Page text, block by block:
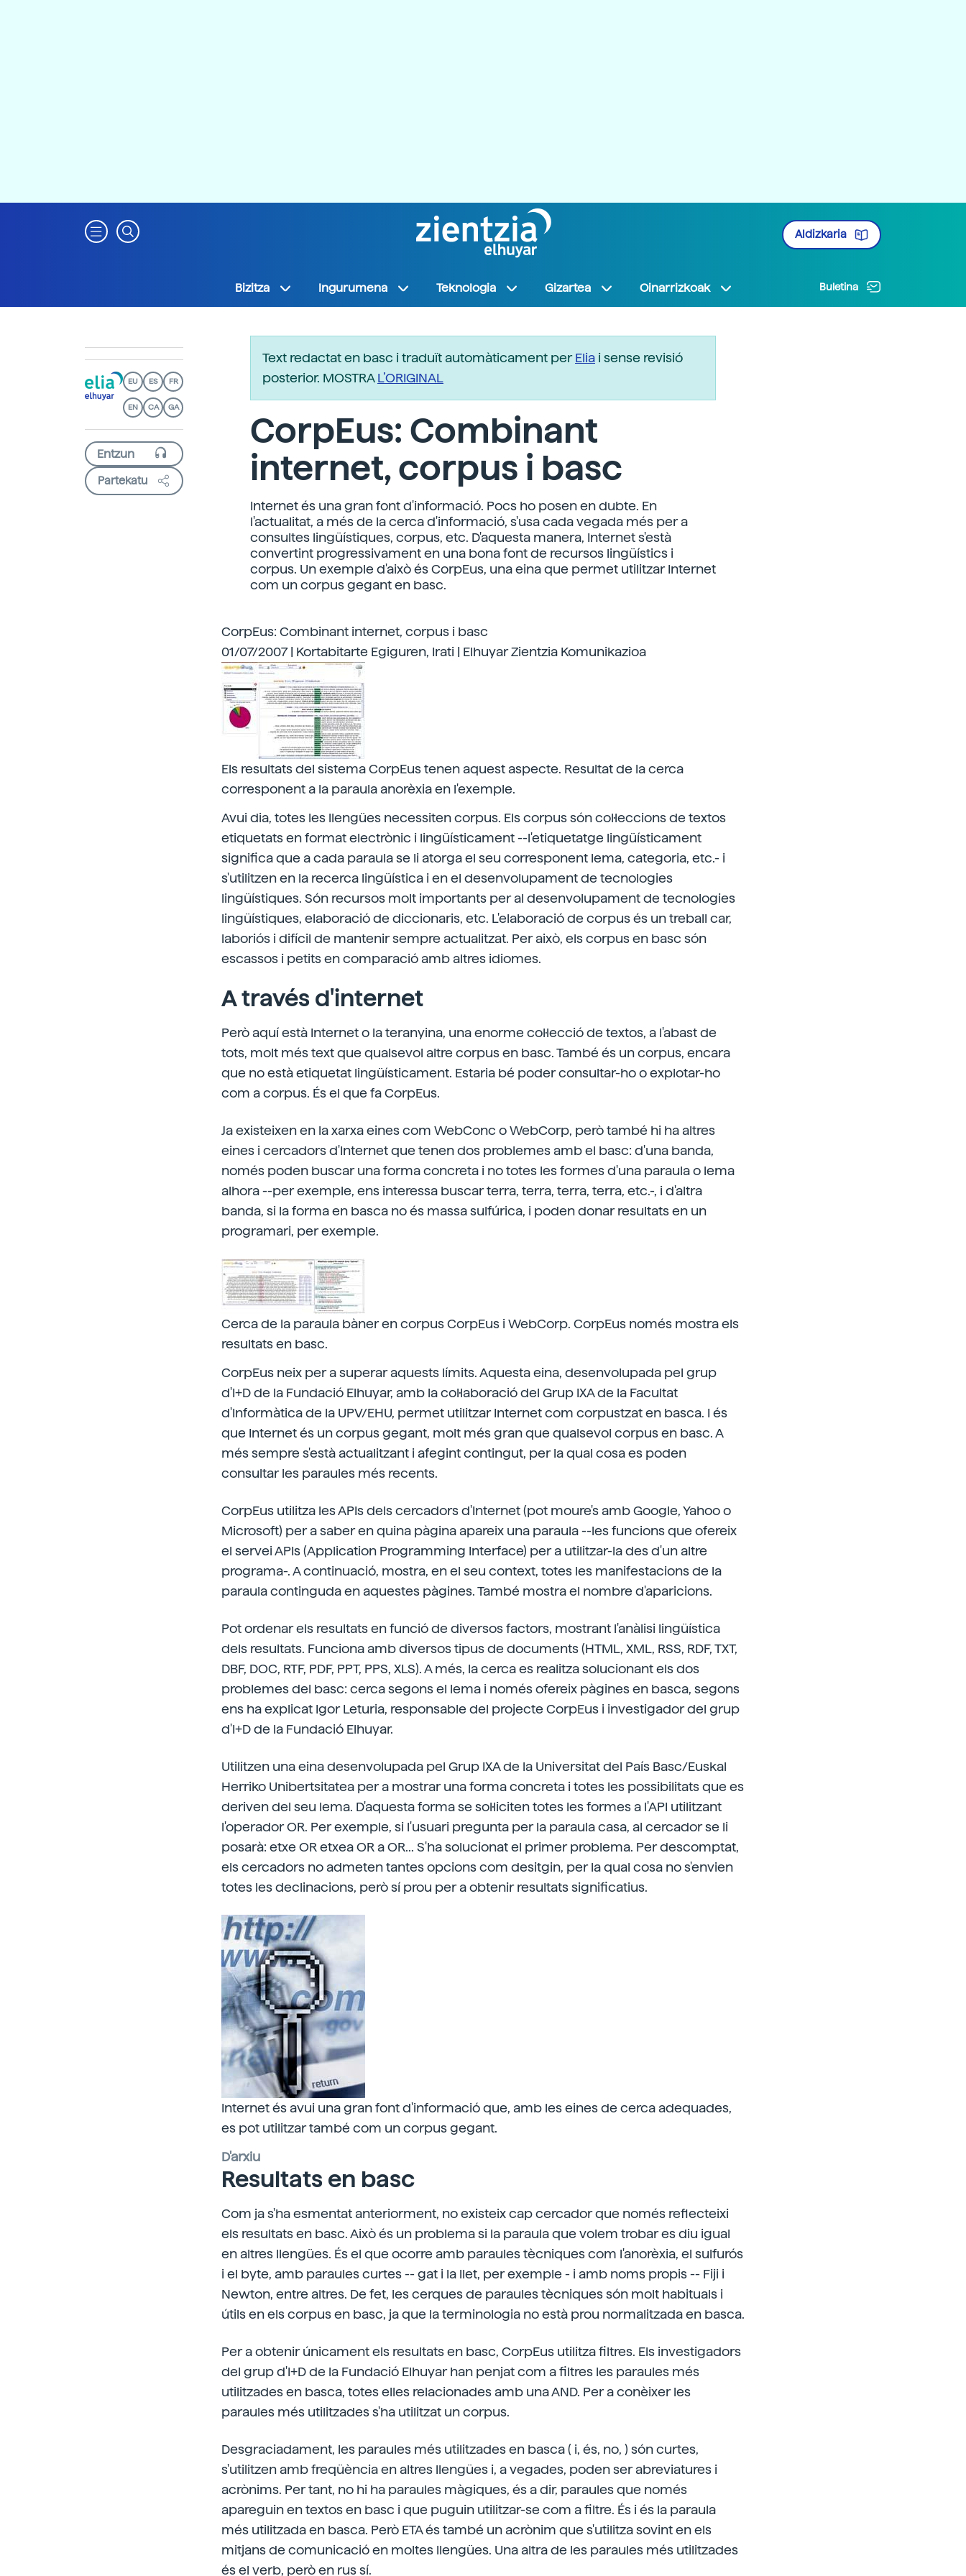
Aldizkaria
Bizitza Ingurumena Teknologia Gizartea Oinarrizkoak Buletina
EU ES FR
EN CA GA
Partekatu
Text redactat en basc i traduït automàticament perElia i sense revisió
posterior. MOSTRAL’ORIGINAL
CorpEus: Combinant
internet, corpus i basc
Internet és una gran font d'informació. Pocs ho posen en dubte. En
l'actualitat, a més de la cerca d'informació, s'usa cada vegada més per a
consultes lingüístiques, corpus, etc. D'aquesta manera, Internet s'està
convertint progressivament en una bona font de recursos lingüístics i
corpus. Un exemple d'això és CorpEus, una eina que permet utilitzar Internet
com un corpus gegant en basc.
CorpEus: Combinant internet, corpus i basc
01/07/2007 | Kortabitarte Egiguren, Irati | Elhuyar Zientzia Komunikazioa
Els resultats del sistema CorpEus tenen aquest aspecte. Resultat de la cerca
corresponent a la paraula anorèxia en l'exemple.
Avui dia, totes les llengües necessiten corpus. Els corpus són col·leccions de textos
etiquetats en format electrònic i lingüísticament --l'etiquetatge lingüísticament
significa que a cada paraula se li atorga el seu corresponent lema, categoria, etc.- i
s'utilitzen en la recerca lingüística i en el desenvolupament de tecnologies
lingüístiques. Són recursos molt importants per al desenvolupament de tecnologies
lingüístiques, elaboració de diccionaris, etc. L'elaboració de corpus és un treball car,
laboriós i difícil de mantenir sempre actualitzat. Per això, els corpus en basc són
escassos i petits en comparació amb altres idiomes.
A través d'internet
Però aquí està Internet o la teranyina, una enorme col·lecció de textos, a l'abast de
tots, molt més text que qualsevol altre corpus en basc. També és un corpus, encara
que no està etiquetat lingüísticament. Estaria bé poder consultar-ho o explotar-ho
com a corpus. És el que fa CorpEus.
Ja existeixen en la xarxa eines com WebConc o WebCorp, però també hi ha altres
eines i cercadors d'Internet que tenen dos problemes amb el basc: d'una banda,
només poden buscar una forma concreta i no totes les formes d'una paraula o lema
alhora --per exemple, ens interessa buscar terra, terra, terra, terra, etc.-, i d'altra
banda, si la forma en basca no és massa sulfúrica, i poden donar resultats en un
programari, per exemple.
Cerca de la paraula bàner en corpus CorpEus i WebCorp. CorpEus només mostra els
resultats en basc.
CorpEus neix per a superar aquests límits. Aquesta eina, desenvolupada pel grup
d'I+D de la Fundació Elhuyar, amb la col·laboració del Grup IXA de la Facultat
d'Informàtica de la UPV/EHU, permet utilitzar Internet com corpustzat en basca. I és
que Internet és un corpus gegant, molt més gran que qualsevol corpus en basc. A
més sempre s'està actualitzant i afegint contingut, per la qual cosa es poden
consultar les paraules més recents.
CorpEus utilitza les APIs dels cercadors d'Internet (pot moure's amb Google, Yahoo o
Microsoft) per a saber en quina pàgina apareix una paraula --les funcions que ofereix
el servei APIs (Application Programming Interface) per a utilitzar-la des d'un altre
programa-. A continuació, mostra, en el seu context, totes les manifestacions de la
paraula continguda en aquestes pàgines. També mostra el nombre d'aparicions.
Pot ordenar els resultats en funció de diversos factors, mostrant l'anàlisi lingüística
dels resultats. Funciona amb diversos tipus de documents (HTML, XML, RSS, RDF, TXT,
DBF, DOC, RTF, PDF, PPT, PPS, XLS). A més, la cerca es realitza solucionant els dos
problemes del basc: cerca segons el lema i només ofereix pàgines en basca, segons
ens ha explicat Igor Leturia, responsable del projecte CorpEus i investigador del grup
d'I+D de la Fundació Elhuyar.
Utilitzen una eina desenvolupada pel Grup IXA de la Universitat del País Basc/Euskal
Herriko Unibertsitatea per a mostrar una forma concreta i totes les possibilitats que es
deriven del seu lema. D'aquesta forma se sol·liciten totes les formes a l'API utilitzant
l'operador OR. Per exemple, si l'usuari pregunta per la paraula casa, al cercador se li
posarà: etxe OR etxea OR a OR... S'ha solucionat el primer problema. Per descomptat,
els cercadors no admeten tantes opcions com desitgin, per la qual cosa no s'envien
totes les declinacions, però sí prou per a obtenir resultats significatius.
Internet és avui una gran font d'informació que, amb les eines de cerca adequades,
es pot utilitzar també com un corpus gegant.
D'arxiu
Resultats en basc
Com ja s'ha esmentat anteriorment, no existeix cap cercador que només reflecteixi
els resultats en basc. Això és un problema si la paraula que volem trobar es diu igual
en altres llengües. És el que ocorre amb paraules tècniques com l'anorèxia, el sulfurós
i el byte, amb paraules curtes -- gat i la llet, per exemple - i amb noms propis -- Fiji i
Newton, entre altres. De fet, les cerques de paraules tècniques són molt habituals i
útils en els corpus en basc, ja que la terminologia no està prou normalitzada en basca.
Per a obtenir únicament els resultats en basc, CorpEus utilitza filtres. Els investigadors
del grup d'I+D de la Fundació Elhuyar han penjat com a filtres les paraules més
utilitzades en basca, totes elles relacionades amb una AND. Per a conèixer les
paraules més utilitzades s'ha utilitzat un corpus.
Desgraciadament, les paraules més utilitzades en basca ( i, és, no, ) són curtes,
s'utilitzen amb freqüència en altres llengües i, a vegades, poden ser abreviatures i
acrònims. Per tant, no hi ha paraules màgiques, és a dir, paraules que només
apareguin en textos en basc i que puguin utilitzar-se com a filtre. És i és la paraula
més utilitzada en basca. Però ETA és també un acrònim que s'utilitza sovint en els
mitjans de comunicació en moltes llengües. Una altra de les paraules més utilitzades
és el verb, però en rus sí.